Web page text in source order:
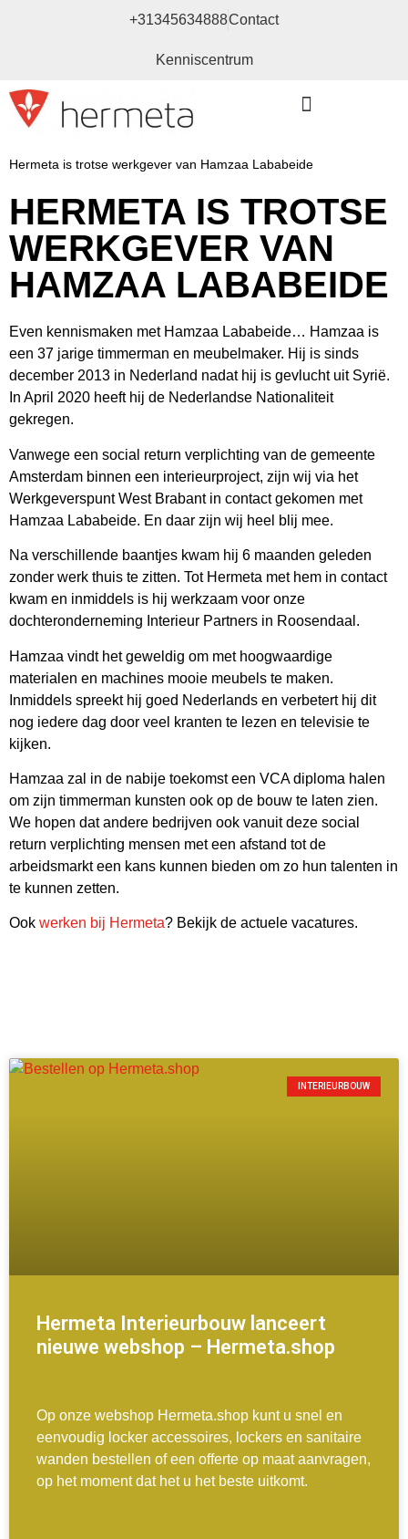
+31345634888Contact
Kenniscentrum
Hermeta is trotse werkgever van Hamzaa Lababeide
HERMETA IS TROTSE
WERKGEVER VAN
HAMZAA LABABEIDE
Even kennismaken met Hamzaa Lababeide… Hamzaa is
een 37 jarige timmerman en meubelmaker. Hij is sinds
december 2013 in Nederland nadat hij is gevlucht uit Syrië.
In April 2020 heeft hij de Nederlandse Nationaliteit
gekregen.
Vanwege een social return verplichting van de gemeente
Amsterdam binnen een interieurproject, zijn wij via het
Werkgeverspunt West Brabant in contact gekomen met
Hamzaa Lababeide. En daar zijn wij heel blij mee.
Na verschillende baantjes kwam hij 6 maanden geleden
zonder werk thuis te zitten. Tot Hermeta met hem in contact
kwam en inmiddels is hij werkzaam voor onze
dochteronderneming Interieur Partners in Roosendaal.
Hamzaa vindt het geweldig om met hoogwaardige
materialen en machines mooie meubels te maken.
Inmiddels spreekt hij goed Nederlands en verbetert hij dit
nog iedere dag door veel kranten te lezen en televisie te
kijken.
Hamzaa zal in de nabije toekomst een VCA diploma halen
om zijn timmerman kunsten ook op de bouw te laten zien.
We hopen dat andere bedrijven ook vanuit deze social
return verplichting mensen met een afstand tot de
arbeidsmarkt een kans kunnen bieden om zo hun talenten in
te kunnen zetten.
Ook werken bij Hermeta? Bekijk de actuele vacatures.
INTERIEURBOUW
Hermeta Interieurbouw lanceert
nieuwe webshop – Hermeta.shop
Op onze webshop Hermeta.shop kunt u snel en
eenvoudig locker accessoires, lockers en sanitaire
wanden bestellen of een offerte op maat aanvragen,
op het moment dat het u het beste uitkomt.